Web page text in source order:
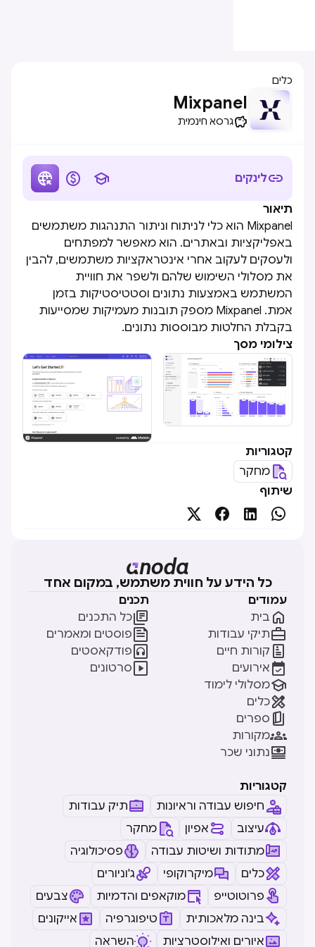
כלים
Mixpanel
גרסא חינמית
לינקים 


תיאור
Mixpanel הוא כלי לניתוח וניתור התנהגות משתמשים
באפליקציות ובאתרים. הוא מאפשר למפתחים
ולעסקים לעקוב אחרי אינטראקציות משתמשים, להבין
את מסלולי השימוש שלהם ולשפר את חוויית
המשתמש באמצעות נתונים וסטטיסטיקות בזמן
אמת. Mixpanel מספק תובנות מעמיקות שמסייעות
בקבלת החלטות מבוססות נתונים.
צילומי מסך
קטגוריות
מחקר
שיתוף




כל הידע על חווית משתמש, במקום אחד
עמודים
בית 
תיקי עבודות
קורות חיים 
אירועים 
מסלולי לימוד
כלים
ספרים 
מקורות
נתוני שכר
תכנים
כל התכנים
פוסטים ומאמרים
פודקאסטים 
סרטונים 
קטגוריות
חיפוש עבודה וראיונות
תיק עבודות
עיצוב
אפיון
מחקר
מתודות ושיטות עבודה
פסיכולוגיה
כלים
מיקרוקופי
ג'וניורים
פרוטוטייפ
מוקאפים והדמיות
צבעים
בינה מלאכותית
טיפוגרפיה
אייקונים
איורים ואילוסטרציות
השראה